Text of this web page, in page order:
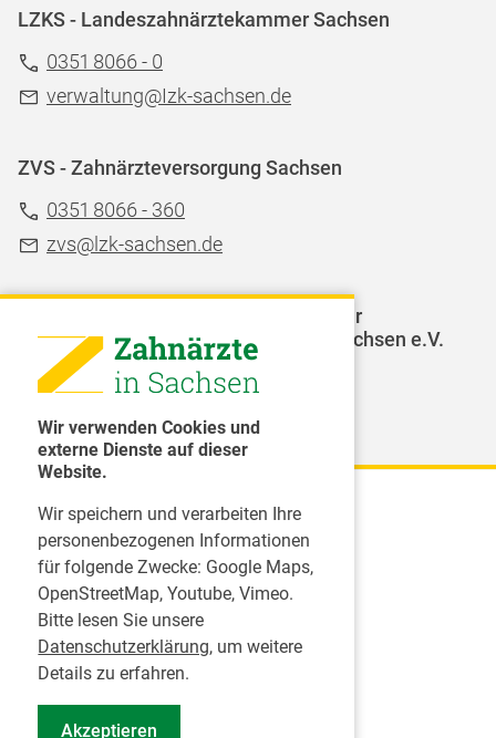
Wir verwenden Cookies und
externe Dienste auf dieser
Website.
Wir speichern und verarbeiten Ihre
personenbezogenen Informationen
für folgende Zwecke: Google Maps,
OpenStreetMap, Youtube, Vimeo.
Bitte lesen Sie unsere
Datenschutzerklärung, um weitere
Details zu erfahren.
Akzeptieren
LZKS - Landeszahnärztekammer Sachsen
0351 8066 - 0
verwaltung@Izk-sachsen.de
ZVS - Zahnärzteversorgung Sachsen
0351 8066 - 360
zvs@lzk-sachsen.de
LAGZ - Landesarbeitsgemeinschaft für
Jugendzahnpflege des Freistaates Sachsen e.V.
Karriere
Inserate
Praktikum in einer Zahnarztpraxis
Jobs im Zahnärztehaus
Presse
Pressemitteilungen